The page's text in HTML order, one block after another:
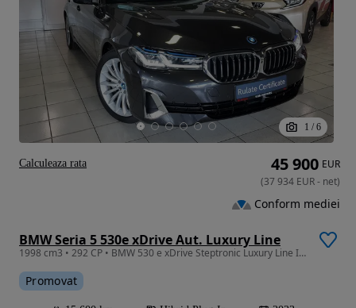
1 / 6
BMW Seria 5 530e xDrive Aut. Luxury Line
1998 cm3 • 292 CP • BMW 530 e xDrive Steptronic Luxury Line IN STOC LA SIBIU
Promovat
45 900 EUR
(37 934 EUR- net)
Conform mediei
Calculeaza rata